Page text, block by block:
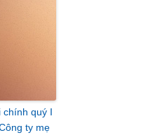
chính quý I
ty mẹ